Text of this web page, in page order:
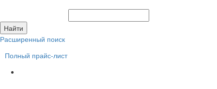
Расширенный поиск
Полный прайс-лист